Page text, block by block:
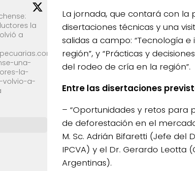
La jornada, que contará con la
disertaciones técnicas y una
salidas a campo: “Tecnología
región”, y “Prácticas y
del rodeo de cría en la región”.
Entre las disertaciones
– “Oportunidades y retos
de deforestación en el
M. Sc. Adrián Bifaretti (Jefe
IPCVA) y el Dr. Gerardo Leotta
Argentinas).
la
a
2026/08/04/salio-
una-
la-
volvio-a-